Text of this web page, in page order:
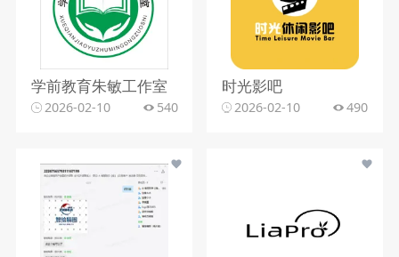
学前教育朱敏工作室
2026-02-10 540
时光影吧
2026-02-10 490